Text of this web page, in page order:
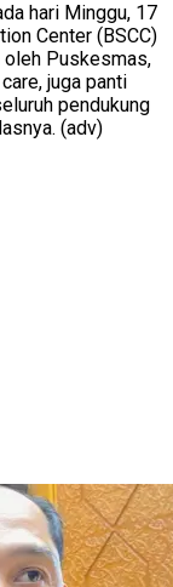
hari Minggu, 17
Center (BSCC)
oleh Puskesmas,
juga panti
pendukung
(adv)